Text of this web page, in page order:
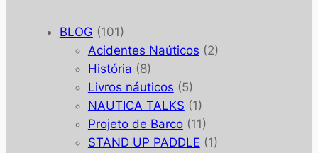
BLOG (101)
Acidentes Naúticos (2)
História (8)
Livros náuticos (5)
NAUTICA TALKS (1)
Projeto de Barco(11)
STAND UP PADDLE (1)